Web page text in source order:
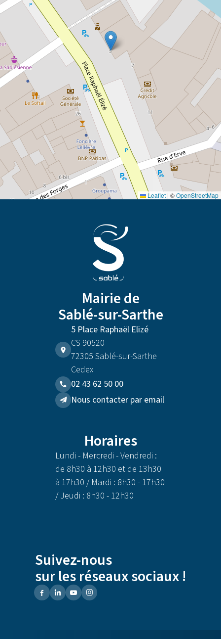
Leaflet | ©OpenStreetMap
Mairie de
Sablé-sur-Sarthe
5 Place Raphaël Elizé
CS 90520
72305 Sablé-sur-Sarthe
Cedex
02 43 62 50 00
Nous contacter par email
Horaires
Lundi - Mercredi - Vendredi :
de 8h30 à 12h30 et de 13h30
à 17h30 / Mardi : 8h30 - 17h30
/ Jeudi : 8h30 - 12h30
Suivez-nous
sur les réseaux sociaux !